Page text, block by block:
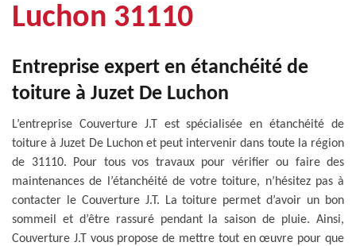
Luchon 31110
Entreprise expert en étanchéité de
toiture à Juzet De Luchon
L’entreprise Couverture J.T est spécialisée en étanchéité de
toiture à Juzet De Luchon et peut intervenir dans toute la région
de 31110. Pour tous vos travaux pour vérifier ou faire des
maintenances de l’étanchéité de votre toiture, n’hésitez pas à
contacter le Couverture J.T. La toiture permet d’avoir un bon
sommeil et d’être rassuré pendant la saison de pluie. Ainsi,
Couverture J.T vous propose de mettre tout en œuvre pour que